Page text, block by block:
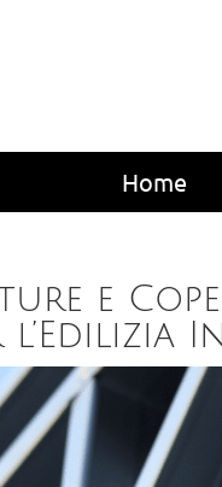
Home
e